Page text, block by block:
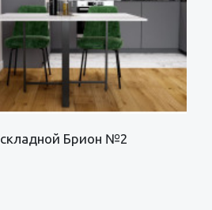
Брион №2